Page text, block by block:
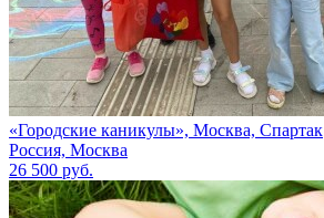
«Городские каникулы», Москва, Спартак
Россия, Москва
26 500 руб.